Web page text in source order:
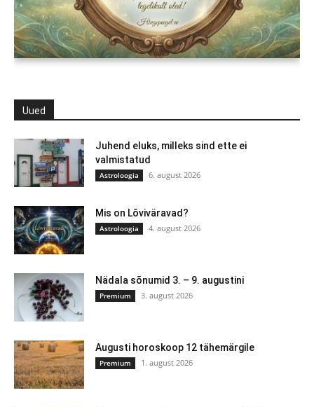
Uued
Juhend eluks, milleks sind ette ei
valmistatud
Astroloogia 6. august 2026
Mis on Lõviväravad?
Astroloogia 4. august 2026
Nädala sõnumid 3. – 9. augustini
Premium 3. august 2026
Augusti horoskoop 12 tähemärgile
Premium 1. august 2026